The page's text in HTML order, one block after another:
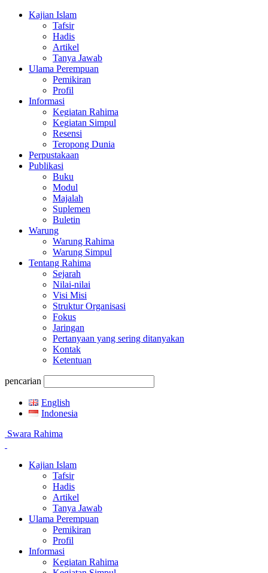
Kajian Islam
Tafsir
Hadis
Artikel
Tanya Jawab
Ulama Perempuan
Pemikiran
Profil
Informasi
Kegiatan Rahima
Kegiatan Simpul
Resensi
Teropong Dunia
Perpustakaan
Publikasi
Buku
Modul
Majalah
Suplemen
Buletin
Warung
Warung Rahima
Warung Simpul
Tentang Rahima
Sejarah
Nilai-nilai
Visi Misi
Struktur Organisasi
Fokus
Jaringan
Pertanyaan yang sering ditanyakan
Kontak
Ketentuan
pencarian
English
Indonesia
Swara Rahima
Kajian Islam
Tafsir
Hadis
Artikel
Tanya Jawab
Ulama Perempuan
Pemikiran
Profil
Informasi
Kegiatan Rahima